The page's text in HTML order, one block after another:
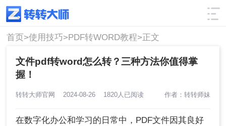
使用技巧 筛选
首页>使用技巧>PDF转WORD教程>正文
文件pdf转word怎么转？三种方法你值得掌
握！
转转大师官网 2024-08-26 1820人已阅读 作者：转转师妹
在数字化办公和学习的日常中，PDF文件因其良好